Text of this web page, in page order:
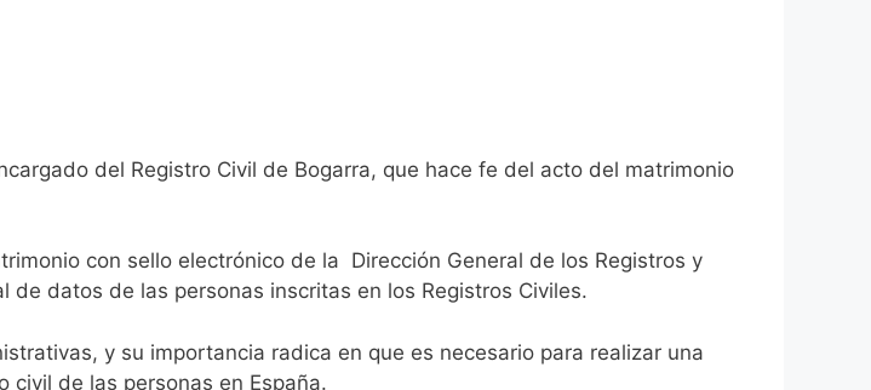
del Registro Civil de Bogarra, que hace fe del acto del matrimonio
con sello electrónico de la Dirección General de los Registros y
datos de las personas inscritas en los Registros Civiles.
y su importancia radica en que es necesario para realizar una
de las personas en España.